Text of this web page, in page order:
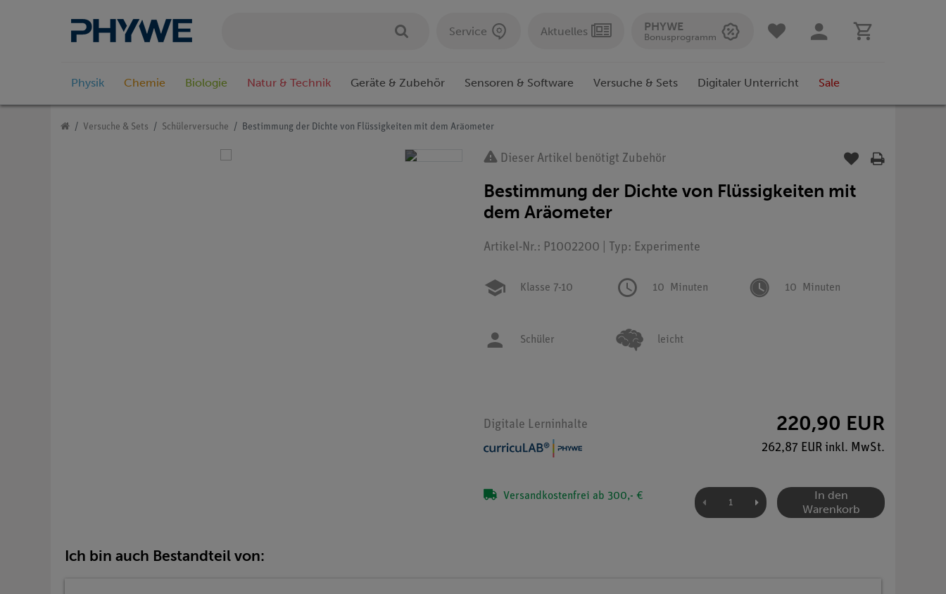
Service Aktuelles PHYWE
Bonusprogramm
Physik Chemie Biologie Natur & Technik Geräte & Zubehör Sensoren & Software Versuche & Sets Digitaler Unterricht Sale
Versuche & Sets Schülerversuche Bestimmung der Dichte von Flüssigkeiten mit dem Aräometer
Dieser Artikel benötigt Zubehör
Bestimmung der Dichte von Flüssigkeiten mit
dem Aräometer
Artikel-Nr.: P1002200 | Typ: Experimente
Klasse 7-10 10 Minuten 10 Minuten
Schüler leicht
Digitale Lerninhalte 220,90 EUR
262,87 EUR inkl. MwSt.
Versandkostenfrei ab 300,- €
In den
Warenkorb
Ich bin auch Bestandteil von: